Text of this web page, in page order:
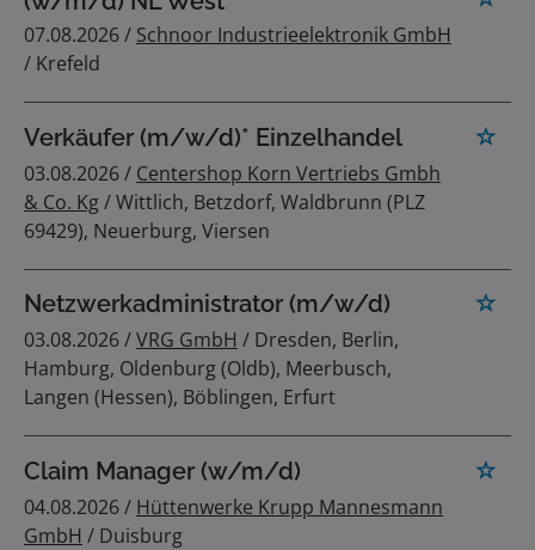
07.08.2026 / Schnoor Industrieelektronik GmbH
/ Krefeld
Verkäufer (m/w/d)* Einzelhandel
03.08.2026 / Centershop Korn Vertriebs Gmbh
& Co. Kg/ Wittlich, Betzdorf, Waldbrunn (PLZ
69429), Neuerburg, Viersen
Netzwerkadministrator (m/w/d)
03.08.2026 /VRG GmbH / Dresden, Berlin,
Hamburg, Oldenburg (Oldb), Meerbusch,
Langen (Hessen), Böblingen, Erfurt
Claim Manager (w/m/d)
04.08.2026 / Hüttenwerke Krupp Mannesmann
GmbH / Duisburg